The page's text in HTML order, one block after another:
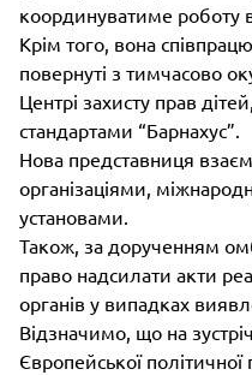
координуватиме роботу
Крім того, вона
повернуті з тимчасово
Центрі захисту прав
стандартами “Барнахус”.
Нова представниця
організаціями,
установами.
Також, за дорученням
право надсилати акти
органів у випадках
Відзначимо, що на
Європейської політичної